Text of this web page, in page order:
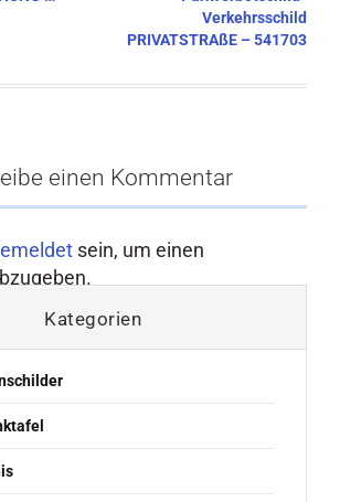
Verkehrsschild
PRIVATSTRAßE – 541703
einen Kommentar
sein, um einen
Kategorien